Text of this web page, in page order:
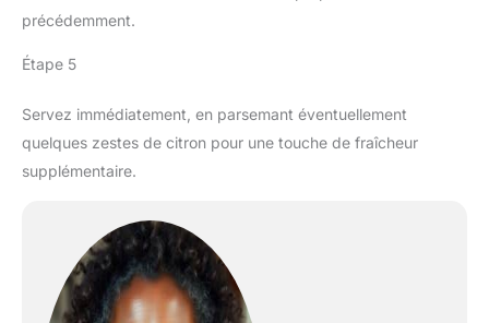
précédemment.
Étape 5
Servez immédiatement, en parsemant éventuellement
quelques zestes de citron pour une touche de fraîcheur
supplémentaire.